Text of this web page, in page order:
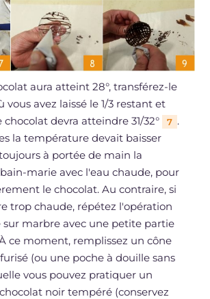
aura atteint 28°, transférez-le
vous avez laissé le 1/3 restant et
chocolat devra atteindre 31/32°
7 .
la température devait baisser
à portée de main la
marie avec l'eau chaude, pour
le chocolat. Au contraire, si
trop chaude, répétez l'opération
sur marbre avec une petite partie
ce moment, remplissez un cône
(ou une poche à douille sans
vous pouvez pratiquer un
noir tempéré (conservez